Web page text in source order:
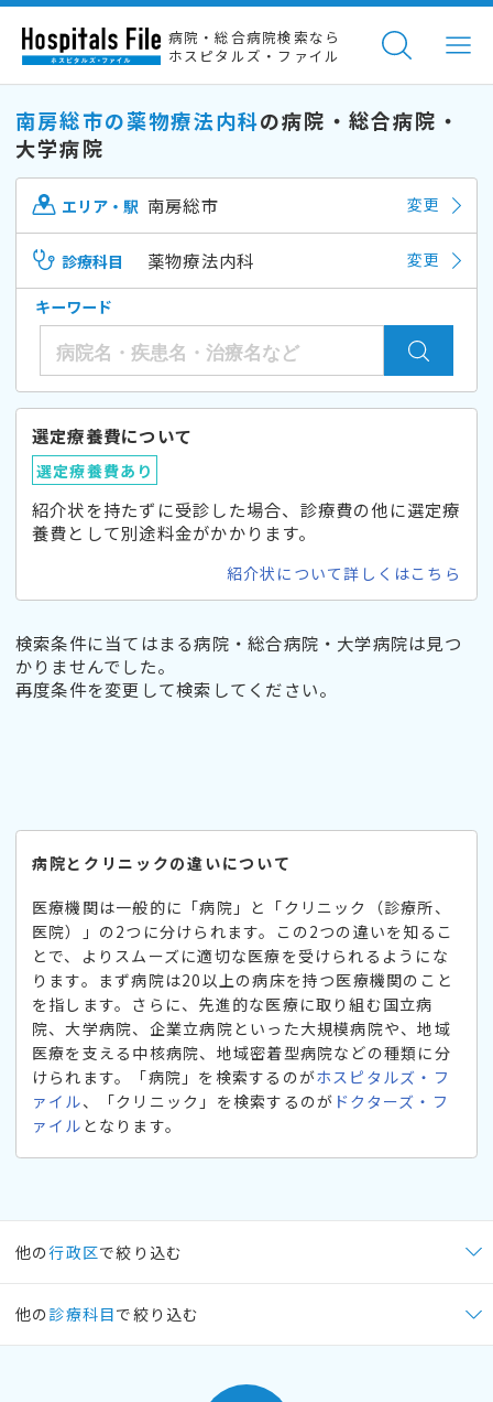
病院・総合病院検索なら
ホスピタルズ・ファイル
南房総市の薬物療法内科の病院・総合病院・
大学病院
エリア・駅 南房総市 変更
診療科目 薬物療法内科 変更
キーワード
選定療養費について
選定療養費あり
紹介状を持たずに受診した場合、診療費の他に選定療
養費として別途料金がかかります。
紹介状について詳しくはこちら
検索条件に当てはまる病院・総合病院・大学病院は見つ
かりませんでした。
再度条件を変更して検索してください。
病院とクリニックの違いについて
医療機関は一般的に「病院」と「クリニック（診療所、
医院）」の2つに分けられます。この2つの違いを知るこ
とで、よりスムーズに適切な医療を受けられるようにな
ります。まず病院は20以上の病床を持つ医療機関のこと
を指します。さらに、先進的な医療に取り組む国立病
院、大学病院、企業立病院といった大規模病院や、地域
医療を支える中核病院、地域密着型病院などの種類に分
けられます。「病院」を検索するのがホスピタルズ・フ
ァイル、「クリニック」を検索するのが ドクターズ・フ
ァイル となります。
他の行政区で絞り込む
他の 診療科目で絞り込む